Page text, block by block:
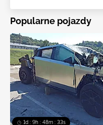
Popularne pojazdy
1d : 9h : 48m : 33s